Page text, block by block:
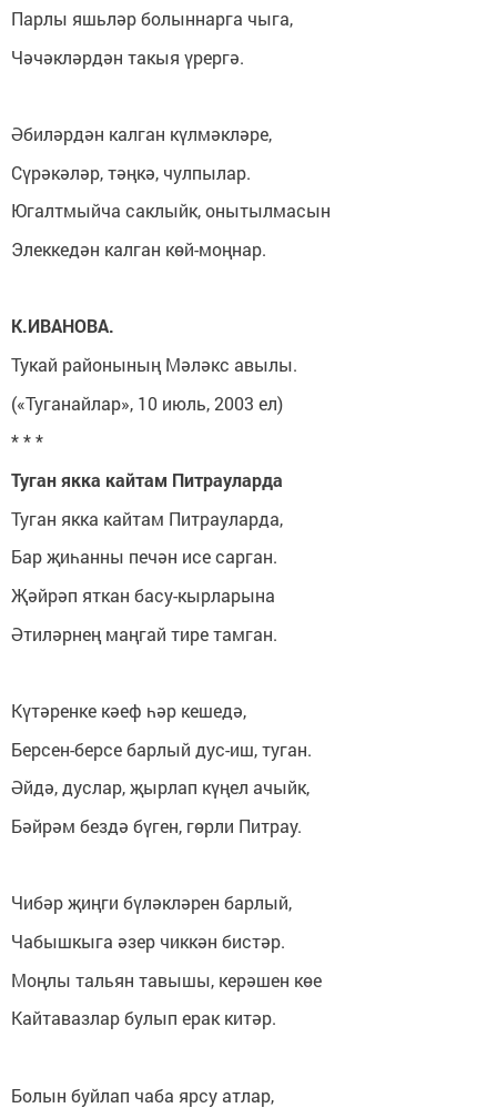
Парлы яшьләр болыннарга чыга,
Чәчәкләрдән такыя үрергә.
Әбиләрдән калган күлмәкләре,
Сүрәкәләр, тәңкә, чулпылар.
Югалтмыйча саклыйк, онытылмасын
Элеккедән калган көй-моңнар.
К.ИВАНОВА.
Тукай районының Мәләкс авылы.
(«Туганайлар», 10 июль, 2003 ел)
* * *
Туган якка кайтам Питрауларда
Туган якка кайтам Питрауларда,
Бар җиһанны печән исе сарган.
Җәйрәп яткан басу-кырларына
Әтиләрнең маңгай тире тамган.
Күтәренке кәеф һәр кешедә,
Берсен-берсе барлый дус-иш, туган.
Әйдә, дуслар, җырлап күңел ачыйк,
Бәйрәм бездә бүген, гөрли Питрау.
Чибәр җиңги бүләкләрен барлый,
Чабышкыга әзер чиккән бистәр.
Моңлы тальян тавышы, керәшен көе
Кайтавазлар булып ерак китәр.
Болын буйлап чаба ярсу атлар,